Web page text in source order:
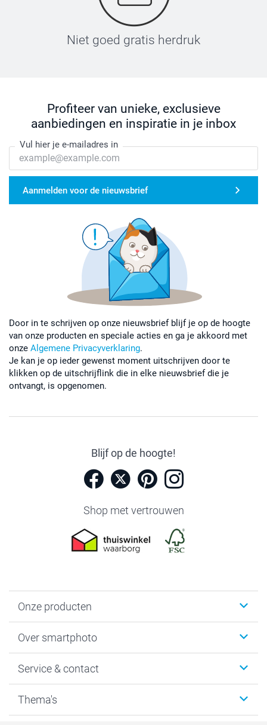
Niet goed gratis herdruk
Profiteer van unieke, exclusieve
aanbiedingen en inspiratie in je inbox
Vul hier je e-mailadres in
Aanmelden voor de nieuwsbrief
Door in te schrijven op onze nieuwsbrief blijf je op de hoogte
van onze producten en speciale acties en ga je akkoord met
onze Algemene Privacyverklaring.
Je kan je op ieder gewenst moment uitschrijven door te
klikken op de uitschrijflink die in elke nieuwsbrief die je
ontvangt, is opgenomen.
Blijf op de hoogte!
Shop met vertrouwen
Onze producten
Fotoboeken
Fotocadeaus
Kaarten
Over smartphoto
Vacatures
Bestelproces
Service & contact
Tevredenheidsgarantie
Thema's